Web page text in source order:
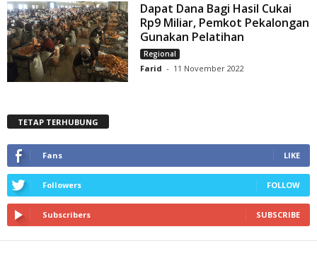
Dapat Dana Bagi Hasil Cukai
Rp9 Miliar, Pemkot Pekalongan
Gunakan Pelatihan
Regional
Farid - 11 November 2022
TETAP TERHUBUNG
Fans LIKE
Followers FOLLOW
Subscribers SUBSCRIBE